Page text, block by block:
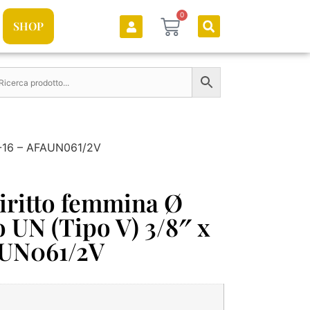
SHOP
0
– AFAUN061/2V
femmina Ø
(Tipo V) 3/8″ x
2V